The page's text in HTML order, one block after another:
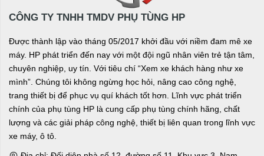
CÔNG TY TNHH TMDV PHỤ TÙNG HP
Được thành lập vào tháng 05/2017 khởi đầu với niềm đam mê xe
máy. HP phát triển đến nay với một đội ngũ nhân viên trẻ tận tâm,
chuyên nghiệp, uy tín. Với tiêu chí “Xem xe khách hàng như xe
mình”. Chúng tôi không ngừng học hỏi, nâng cao công nghệ,
trang thiết bị để phục vụ quí khách tốt hơn. Lĩnh vực phát triển
chính của phụ tùng HP là cung cấp phụ tùng chính hãng, chất
lượng và các giải pháp công nghệ, thiết bị liên quan trong lĩnh vực
xe máy, ô tô.